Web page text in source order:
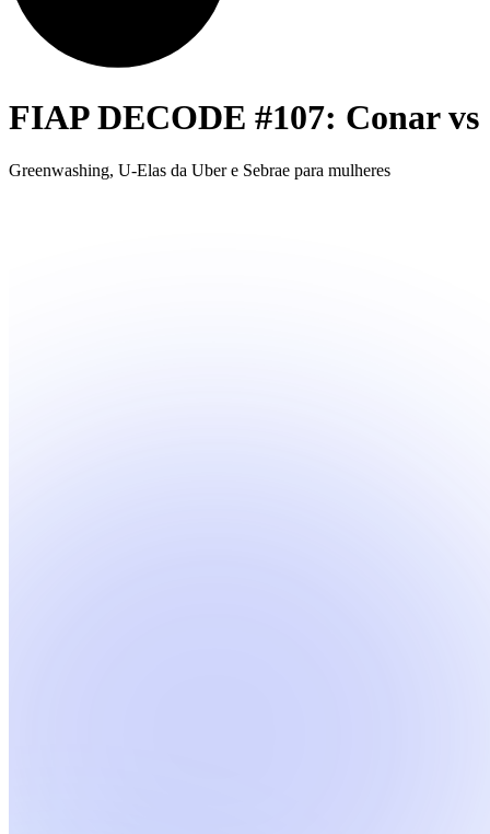
FIAP DECODE #107: Conar vs
Greenwashing, U-Elas da Uber e Sebrae para mulheres